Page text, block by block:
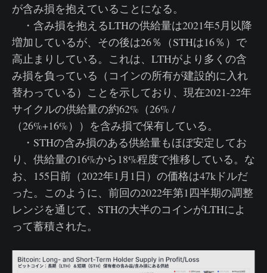
が含み損を抱えていることになる。
・含み損を抱えるLTHの供給量は2021年5月以降
増加しているが、その後は26％（STHは16％）で
高止まりしている。これは、LTHがより多くの含
み損を負っている（コインの所有が建設的に入れ
替わっている）ことを示しており、現在2021-22年
サイクルの供給量の約62%（26% /
（26%+16%））を含み損で保有している。
・STHの含み損のある供給量もほぼ安定してお
り、供給量の16%から18%程度で推移している。な
お、155日前（2022年1月1日）の価格は47kドルだ
った。このように、前回の2022年第1四半期の調整
レンジを通じて、STHの大半のコインがLTHによ
って蓄積された。